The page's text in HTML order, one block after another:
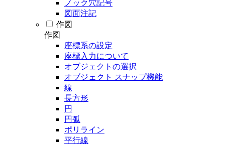
ノック穴記号
図面注記
作図
作図
座標系の設定
座標入力について
オブジェクトの選択
オブジェクト スナップ機能
線
長方形
円
円弧
ポリライン
平行線